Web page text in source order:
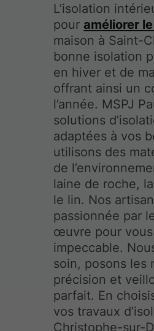
L’isolation
pour améliorer
maison à Saint-
bonne isolation
en hiver et de
offrant ainsi un
l’année. MSPJ
solutions
adaptées à vos
utilisons des
de
laine de roche,
le lin. Nos
passionnée par
œuvre pour
impeccable.
soin, posons les
précision et
parfait. En
vos travaux
Christophe-sur-